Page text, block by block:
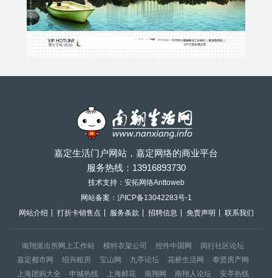
嘉定生活门户网站，嘉定网络的商业平台
服务热线： 13916893730
技术支持：安拓网络Anttoweb
网站备案： 沪ICP备13042283号-1
网站介绍
打折卡销售点 服务条款 招聘信息 免责声明 联系我们
南翔派出所网上工作站 模特衣架公司 控件中国网
闵行社区论坛
嘉定都市网
绍兴租房 宝山网 九亭论坛 花桥生活网
奉贤房产网
上海团购大全
申城热线 上海鲜花 南翔网 南翔人论坛 安亭热线